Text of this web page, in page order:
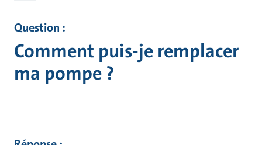
Question :
Comment puis-je remplacer
ma pompe ?